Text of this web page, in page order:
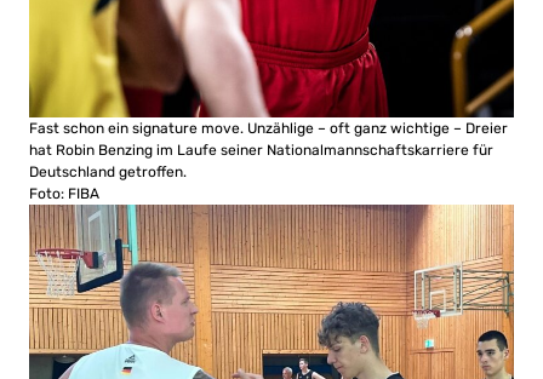
Fast schon ein signature move. Unzählige – oft ganz wichtige – Dreier
hat Robin Benzing im Laufe seiner Nationalmannschaftskarriere für
Deutschland getroffen.
Foto: FIBA